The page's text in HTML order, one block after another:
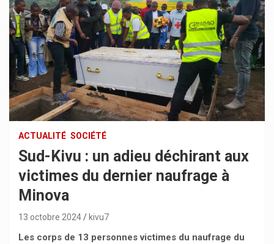
ACTUALITÉ SOCIÉTÉ
Sud-Kivu : un adieu déchirant aux
victimes du dernier naufrage à
Minova
13 octobre 2024 kivu7
Les corps de 13 personnes victimes du naufrage du